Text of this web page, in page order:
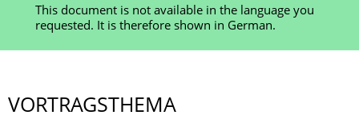
This document is not available in the language you
requested. It is therefore shown in German.
VORTRAGSTHEMA